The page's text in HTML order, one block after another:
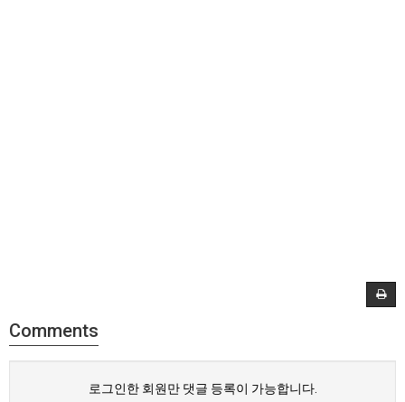
Comments
로그인한 회원만 댓글 등록이 가능합니다.